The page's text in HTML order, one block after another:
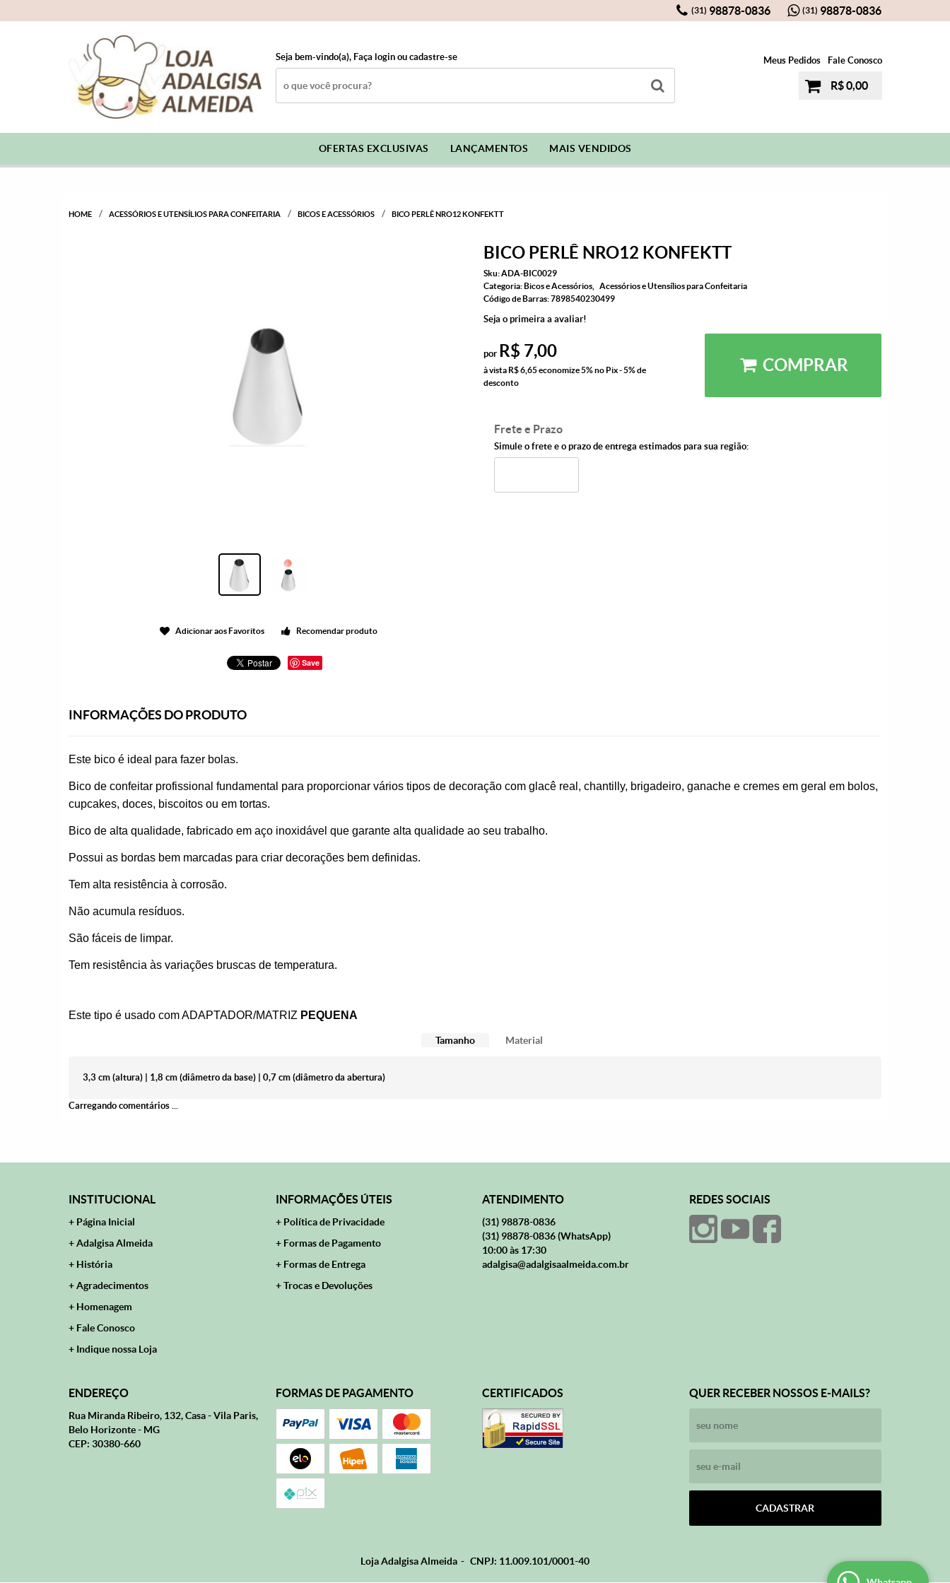
(31) 98878-0836 (31) 98878-0836
Seja bem-vindo(a), Faça login ou cadastre-se Meus Pedidos Fale Conosco
R$ 0,00
OFERTAS EXCLUSIVAS LANÇAMENTOS MAIS VENDIDOS
HOME ACESSÓRIOS E UTENSÍLIOS PARA CONFEITARIA BICOS E ACESSÓRIOS BICO PERLÊ NRO12 KONFEKTT
Adicionar aos Favoritos Recomendar produto
Save
BICO PERLÊ NRO12 KONFEKTT
Sku:ADA-BIC0029
Categoria:Bicos e Acessórios
Acessórios e Utensílios para Confeitaria
Código de Barras:7898540230499
Seja o primeira a avaliar!
por R$ 7,00
à vista R$ 6,65economize5%no Pix - 5% de
desconto
COMPRAR
Frete e Prazo
Simule o frete e o prazo de entrega estimados para sua região:
INFORMAÇÕES DO PRODUTO
Este bico é ideal para fazer bolas.
Bico de confeitar profissional fundamental para proporcionar vários tipos de decoração com glacê real, chantilly, brigadeiro, ganache e cremes em geral em bolos,
cupcakes, doces, biscoitos ou em tortas.
Bico de alta qualidade, fabricado em aço inoxidável que garante alta qualidade ao seu trabalho.
Possui as bordas bem marcadas para criar decorações bem definidas.
Tem alta resistência à corrosão.
Não acumula resíduos.
São fáceis de limpar.
Tem resistência às variações bruscas de temperatura.
Este tipo é usado com ADAPTADOR/MATRIZ PEQUENA
Tamanho Material
3,3 cm (altura) | 1,8 cm (diâmetro da base) | 0,7 cm (diâmetro da abertura)
Carregando comentários ...
INSTITUCIONAL
Página Inicial
Adalgisa Almeida
História
Agradecimentos
Homenagem
Fale Conosco
Indique nossa Loja
INFORMAÇÕES ÚTEIS
Política de Privacidade
Formas de Pagamento
Formas de Entrega
Trocas e Devoluções
ATENDIMENTO
(31) 98878-0836
(31) 98878-0836(WhatsApp)
10:00 às 17:30
adalgisa@adalgisaalmeida.com.br
REDES SOCIAIS
ENDEREÇO
Rua Miranda Ribeiro, 132, Casa-Vila Paris,
Belo Horizonte- MG
CEP: 30380-660
FORMAS DE PAGAMENTO CERTIFICADOS QUER RECEBER NOSSOS E-MAILS?
CADASTRAR
Loja Adalgisa Almeida
CNPJ: 11.009.101/0001-40